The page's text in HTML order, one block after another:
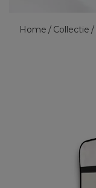
Home Collectie